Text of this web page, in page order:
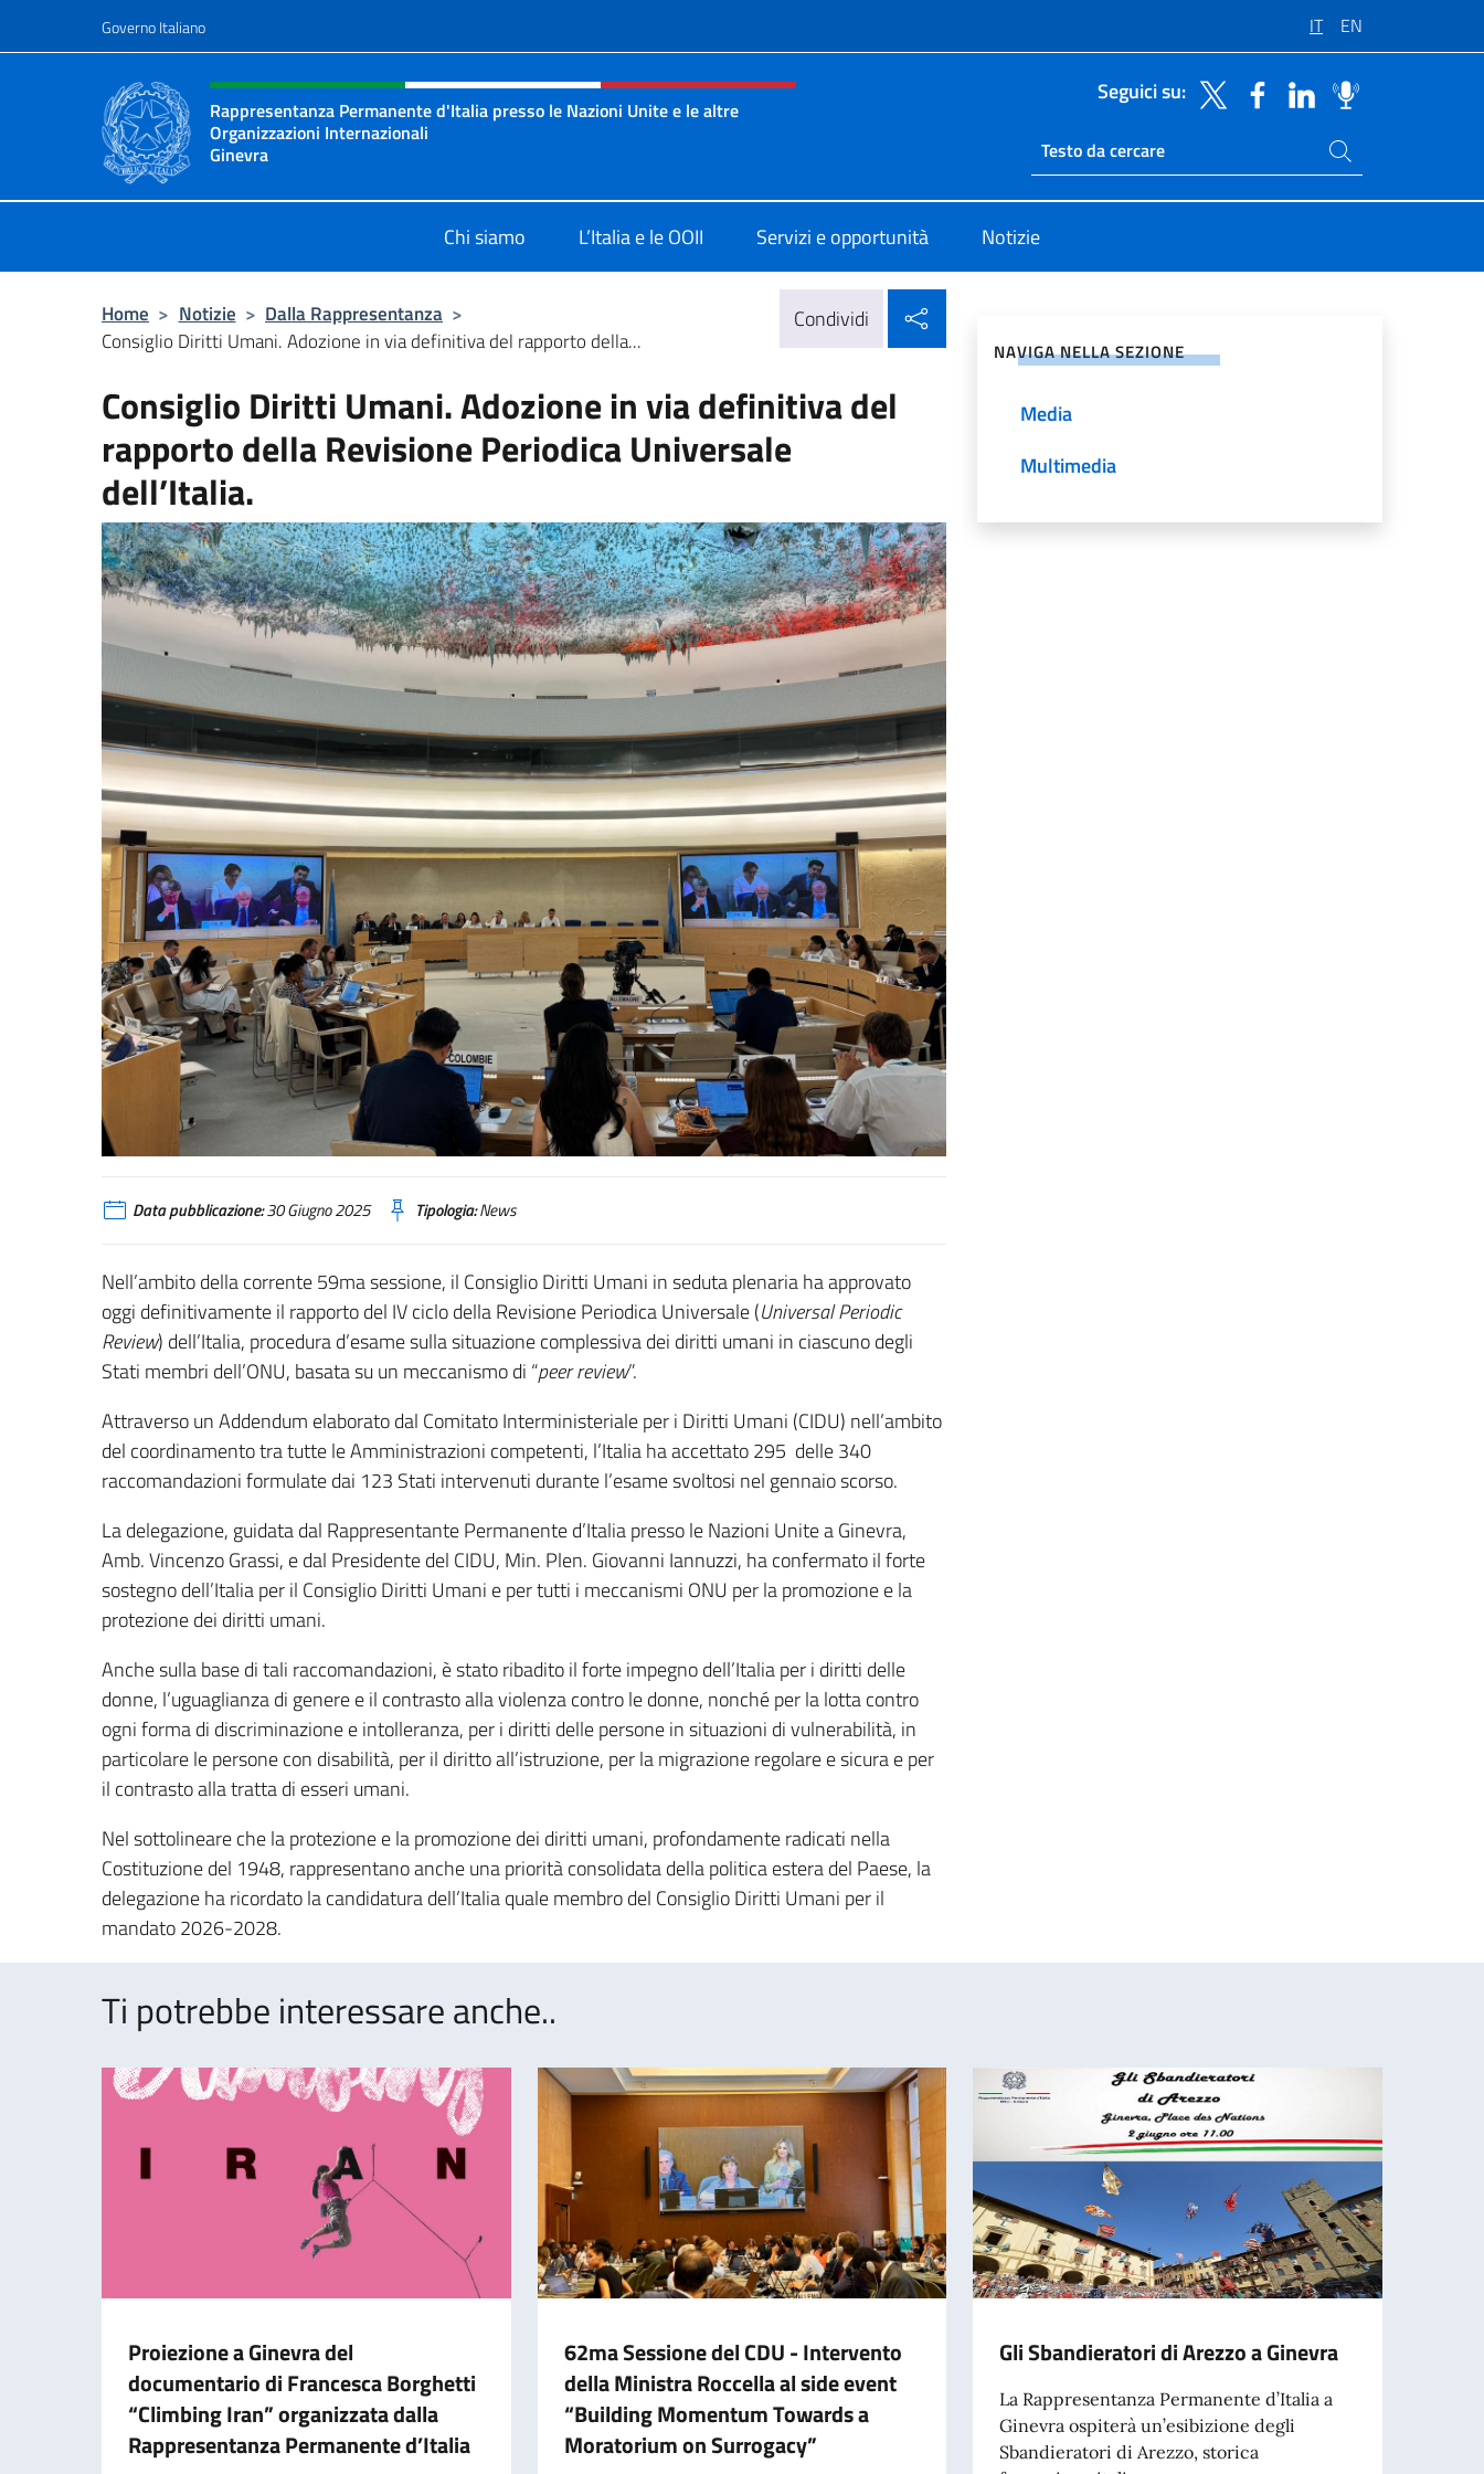
Governo Italiano IT EN
Intestazione sito, social e menù
Rappresentanza Permanente d'Italia presso le Nazioni Unite e le altre
Organizzazioni Internazionali
Ginevra
Il sito ufficiale della Rappresentanza Onu Ginevra
Seguici su:
Ricerca sito live
Cerca nel sito
Chi siamo L’Italia e le OOII Servizi e opportunità Notizie
Home > Notizie > Dalla Rappresentanza >
Consiglio Diritti Umani. Adozione in via definitiva del rapporto della...
Condividi
Consiglio Diritti Umani. Adozione in via definitiva del
rapporto della Revisione Periodica Universale
dell’Italia.
Data pubblicazione:30 Giugno 2025 Tipologia:News
Nell’ambito della corrente 59ma sessione, il Consiglio Diritti Umani in seduta plenaria ha approvato
oggi definitivamente il rapporto del IV ciclo della Revisione Periodica Universale (Universal Periodic
Review) dell’Italia, procedura d’esame sulla situazione complessiva dei diritti umani in ciascuno degli
Stati membri dell’ONU, basata su un meccanismo di “peer review”.
Attraverso un Addendum elaborato dal Comitato Interministeriale per i Diritti Umani (CIDU) nell’ambito
del coordinamento tra tutte le Amministrazioni competenti, l’Italia ha accettato 295 delle 340
raccomandazioni formulate dai 123 Stati intervenuti durante l’esame svoltosi nel gennaio scorso.
La delegazione, guidata dal Rappresentante Permanente d’Italia presso le Nazioni Unite a Ginevra,
Amb. Vincenzo Grassi, e dal Presidente del CIDU, Min. Plen. Giovanni Iannuzzi, ha confermato il forte
sostegno dell’Italia per il Consiglio Diritti Umani e per tutti i meccanismi ONU per la promozione e la
protezione dei diritti umani.
Anche sulla base di tali raccomandazioni, è stato ribadito il forte impegno dell’Italia per i diritti delle
donne, l’uguaglianza di genere e il contrasto alla violenza contro le donne, nonché per la lotta contro
ogni forma di discriminazione e intolleranza, per i diritti delle persone in situazioni di vulnerabilità, in
particolare le persone con disabilità, per il diritto all’istruzione, per la migrazione regolare e sicura e per
il contrasto alla tratta di esseri umani.
Nel sottolineare che la protezione e la promozione dei diritti umani, profondamente radicati nella
Costituzione del 1948, rappresentano anche una priorità consolidata della politica estera del Paese, la
delegazione ha ricordato la candidatura dell’Italia quale membro del Consiglio Diritti Umani per il
mandato 2026-2028.
NAVIGA NELLA SEZIONE
Media
Multimedia
Ti potrebbe interessare anche..
Proiezione a Ginevra del
documentario di Francesca Borghetti
“Climbing Iran” organizzata dalla
Rappresentanza Permanente d’Italia
62ma Sessione del CDU - Intervento
della Ministra Roccella al side event
“Building Momentum Towards a
Moratorium on Surrogacy”
Gli Sbandieratori di Arezzo a Ginevra
La Rappresentanza Permanente d’Italia a
Ginevra ospiterà un’esibizione degli
Sbandieratori di Arezzo, storica